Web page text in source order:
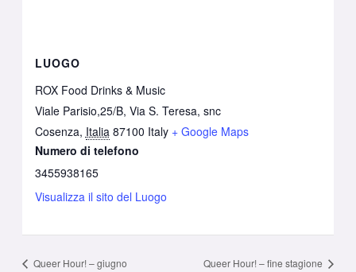
LUOGO
ROX Food Drinks & Music
Viale Parisio,25/B, Via S. Teresa, snc
Cosenza, Italia 87100 Italy + Google Maps
Numero di telefono
3455938165
Visualizza il sito del Luogo
Queer Hour! – giugno Queer Hour! – fine stagione